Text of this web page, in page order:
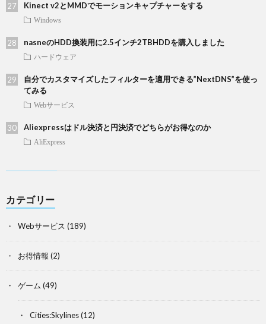
Kinect v2とMMDでモーションキャプチャーをする
Windows
nasneのHDD換装用に2.5インチ2TBHDDを購入しました
ハードウェア
自分でカスタマイズしたフィルターを適用できる”NextDNS”を使っ
てみる
Webサービス
Aliexpressはドル決済と円決済でどちらがお得なのか
AliExpress
カテゴリー
Webサービス (189)
お得情報 (2)
ゲーム (49)
Cities:Skylines(12)